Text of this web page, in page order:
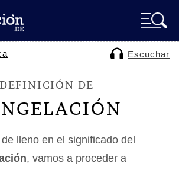
Escuchar
DEFINICIÓN DE
lleno en el significado del
, vamos a proceder a